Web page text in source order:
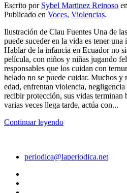
Escrito por Sybel Martinez Reinoso en
Publicado en Voces, Violencias.
Ilustración de Clau Fuentes Una de
puede suceder en la vida es tener
Hablar de la infancia en Ecuador no
película, con niños y niñas jugando
responsables que los cuidan con
helado no se puede cuidar. Muchos y
edad, enfrentan violencia,
recibir protección, sus vidas terminan
varias veces llega tarde, actúa con...
Continuar leyendo
periodica@laperiodica.net